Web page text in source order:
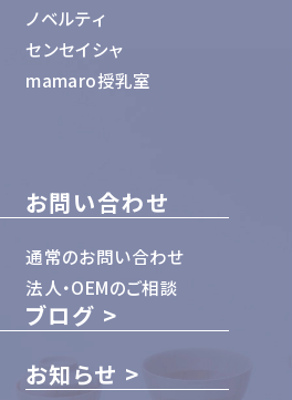
ノベルティ
センセイシャ
mamaro授乳室
お問い合わせ
通常のお問い合わせ
法人・OEMのご相談
ブログ
お知らせ